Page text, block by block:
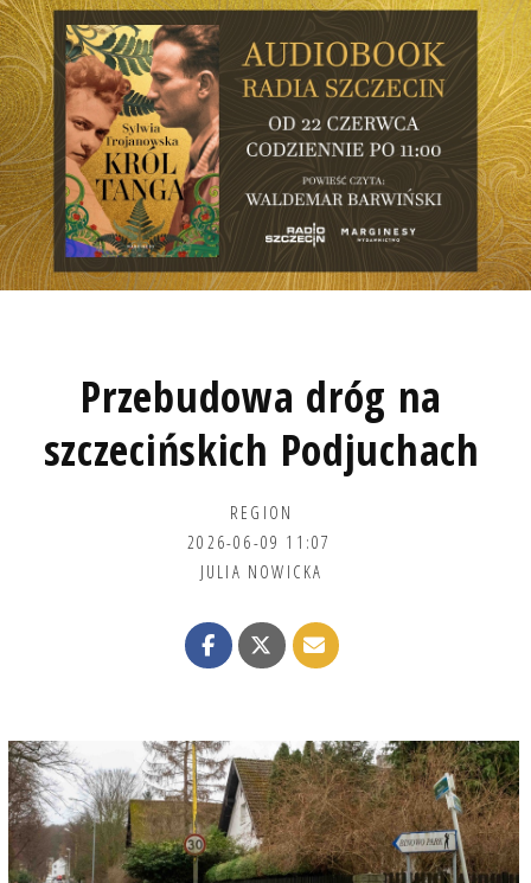
Przebudowa dróg na
szczecińskich Podjuchach
REGION
2026-06-09 11:07
JULIA NOWICKA